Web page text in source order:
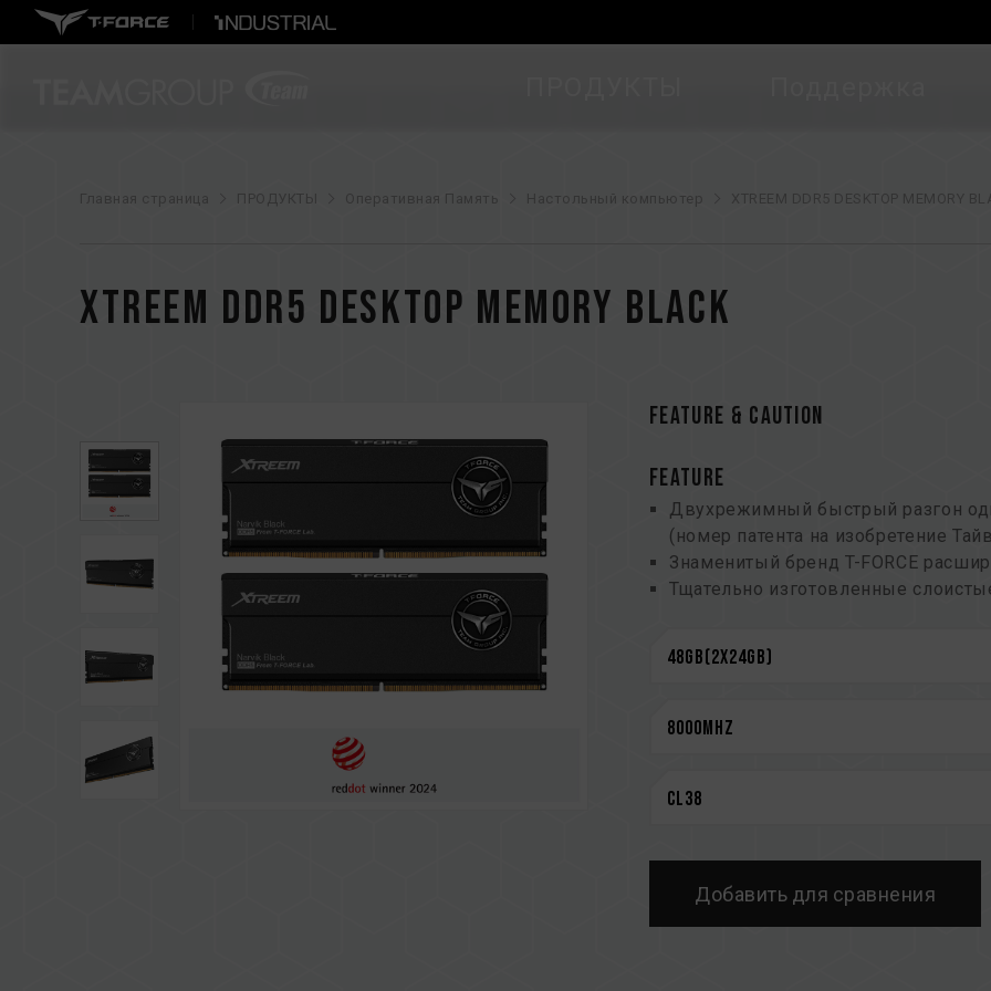
Главная страница ПРОДУКТЫ Оперативная Память Настольный компьютер XTREEM DDR5 DESKTOP MEMORY
XTREEM DDR5 DESKTOP MEMORY BLACK
FEATURE & CAUTION
FEATURE
Двухрежимный быстрый разгон
(номер патента на изобретение
Знаменитый бренд T-FORCE
Тщательно изготовленные
Прочный радиатор толщиной 2 мм
Интегральная схема управления
Гарантия на весь срок службы
CAUTION
См. полный список совместимых
Добавить для сравнения